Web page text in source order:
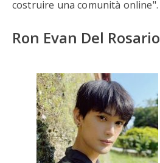
costruire una comunità online".
Ron Evan Del Rosario